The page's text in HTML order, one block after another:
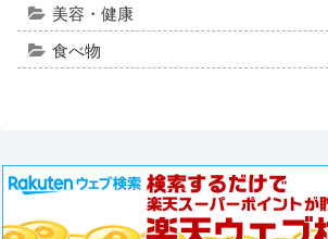
美容・健康
食べ物